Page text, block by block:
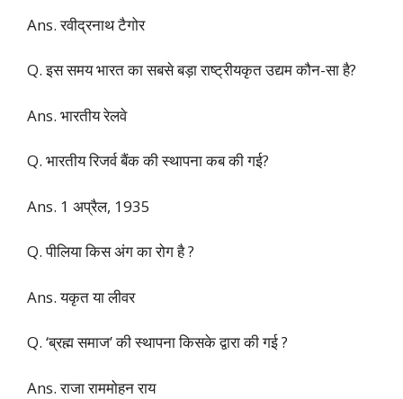
Ans. रवीद्रनाथ टैगोर
Q. इस समय भारत का सबसे बड़ा राष्ट्रीयकृत उद्यम कौन-सा है?
Ans. भारतीय रेलवे
Q. भारतीय रिजर्व बैंक की स्थापना कब की गई?
Ans. 1 अप्रैल, 1935
Q. पीलिया किस अंग का रोग है ?
Ans. यकृत या लीवर
Q. ‘ब्रह्म समाज’ की स्थापना किसके द्वारा की गई ?
Ans. राजा राममोहन राय